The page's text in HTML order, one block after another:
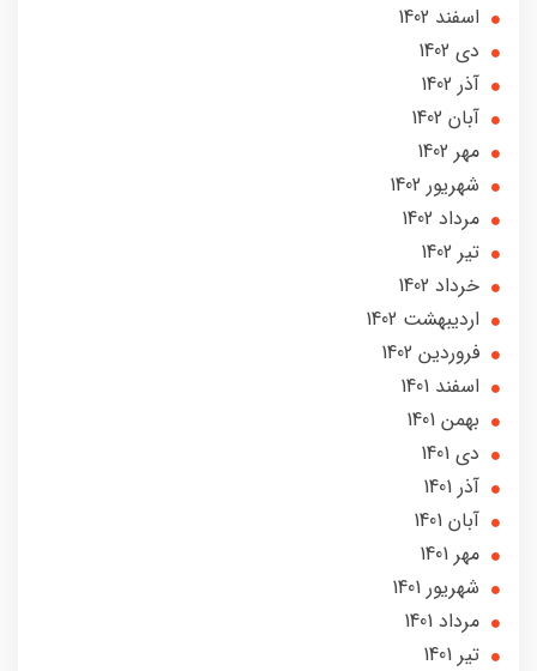
اسفند 1402
دی 1402
آذر 1402
آبان 1402
مهر 1402
شهریور 1402
مرداد 1402
تير 1402
خرداد 1402
ارديبهشت 1402
فروردین 1402
اسفند 1401
بهمن 1401
دی 1401
آذر 1401
آبان 1401
مهر 1401
شهریور 1401
مرداد 1401
تير 1401